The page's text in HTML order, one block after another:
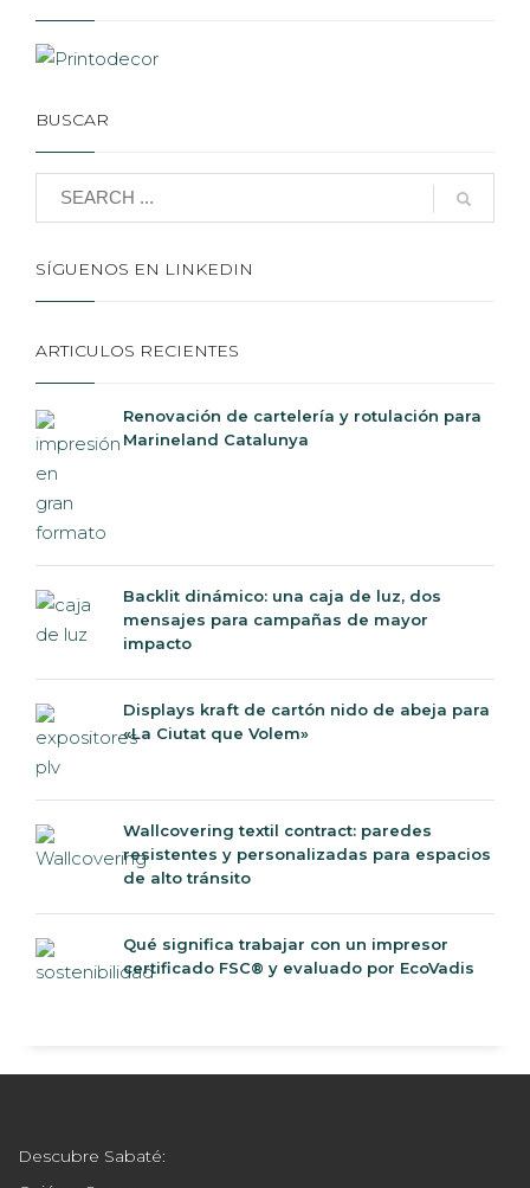
BUSCAR
SÍGUENOS EN LINKEDIN
ARTICULOS RECIENTES
Renovación de cartelería y rotulación para
Marineland Catalunya
Backlit dinámico: una caja de luz, dos
mensajes para campañas de mayor
impacto
Displays kraft de cartón nido de abeja para
«La Ciutat que Volem»
Wallcovering textil contract: paredes
resistentes y personalizadas para espacios
de alto tránsito
Qué significa trabajar con un impresor
certificado FSC® y evaluado por EcoVadis
Descubre Sabaté: